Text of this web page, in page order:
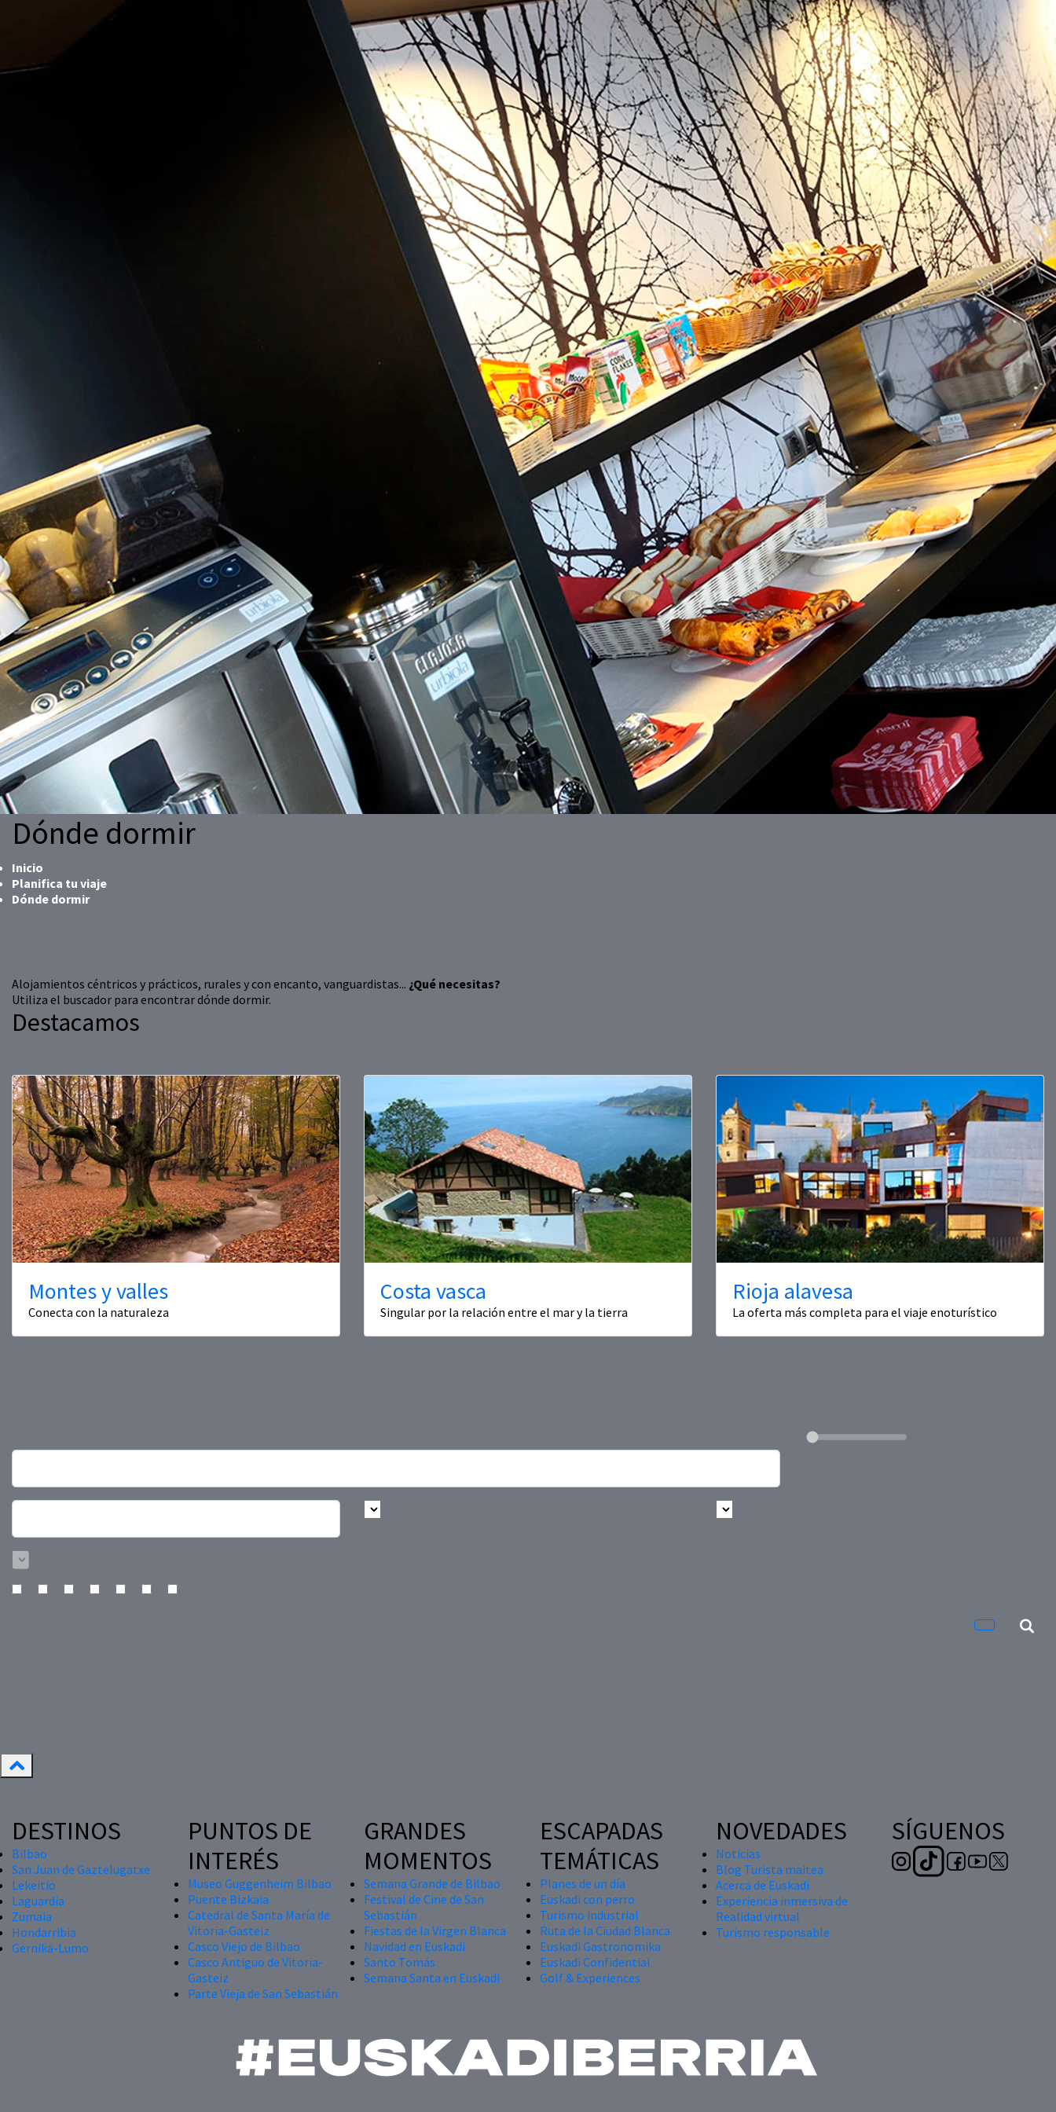
Dónde dormir
Inicio
Planifica tu viaje
Dónde dormir
Alojamientos céntricos y prácticos, rurales y con encanto, vanguardistas... ¿Qué necesitas?
Utiliza el buscador para encontrar dónde dormir.
Destacamos
Montes y valles
Conecta con la naturaleza
Costa vasca
Singular por la relación entre el mar y la tierra
Rioja alavesa
La oferta más completa para el viaje enoturístico
DESTINOS
Bilbao
San Juan de Gaztelugatxe
Lekeitio
Laguardia
Zumaia
Hondarribia
Gernika-Lumo
PUNTOS DE
INTERÉS
Museo Guggenheim Bilbao
Puente Bizkaia
Catedral de Santa María de
Vitoria-Gasteiz
Casco Viejo de Bilbao
Casco Antiguo de Vitoria-
Gasteiz
Parte Vieja de San Sebastián
GRANDES
MOMENTOS
Semana Grande de Bilbao
Festival de Cine de San
Sebastián
Fiestas de la Virgen Blanca
Navidad en Euskadi
Santo Tomás
Semana Santa en Euskadi
ESCAPADAS
TEMÁTICAS
Planes de un día
Euskadi con perro
Turismo industrial
Ruta de la Ciudad Blanca
Euskadi Gastronomika
Euskadi Confidential
Golf & Experiences
NOVEDADES
Noticias
Blog Turista maitea
Acerca de Euskadi
Experiencia inmersiva de
Realidad virtual
Turismo responsable
SÍGUENOS